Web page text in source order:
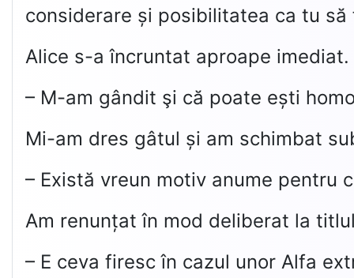
considerare și posibilitatea ca tu să
Alice s-a încruntat aproape imediat.
– M-am gândit şi că poate ești
Mi-am dres gâtul și am schimbat
– Există vreun motiv anume pentru
Am renunțat în mod deliberat la
– E ceva firesc în cazul unor Alfa